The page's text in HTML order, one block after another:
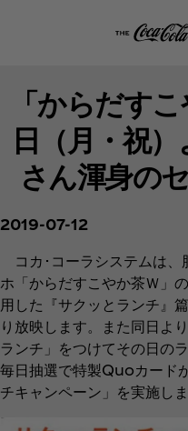
「からだす
日（月・祝
さん渾身の
2019-07-12
コカ･コーラシステムは、
ホ「からだすこやか茶Ｗ」
用した『サクッとランチ』
り放映します。また同日
ランチ」をつけてその日の
毎日抽選で特製Quoカード
チキャンペーン」を実施しま